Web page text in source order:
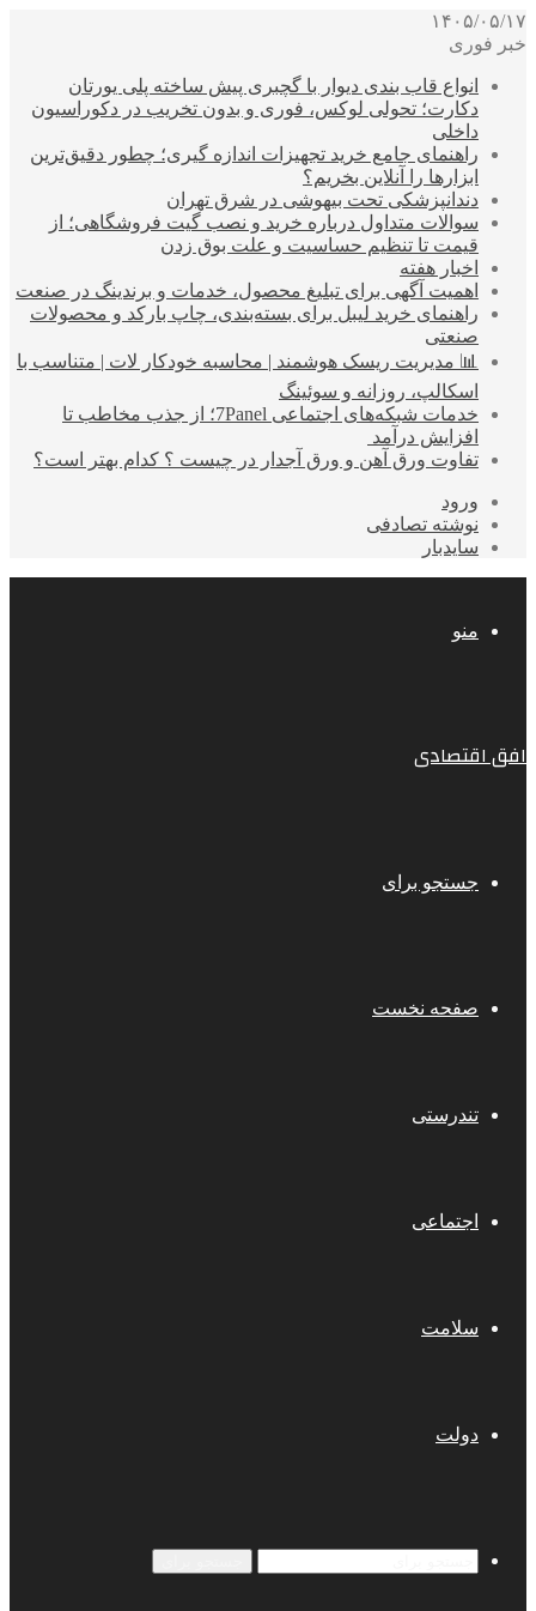
۱۴۰۵/۰۵/۱۷
خبر فوری
انواع قاب بندی دیوار با گچبری پیش ساخته پلی یورتان
دکارت؛ تحولی لوکس، فوری و بدون تخریب در دکوراسیون
داخلی
راهنمای جامع خرید تجهیزات اندازه گیری؛ چطور دقیق‌ترین
ابزارها را آنلاین بخریم؟
دندانپزشکی تحت بیهوشی در شرق تهران
سوالات متداول درباره خرید و نصب گیت فروشگاهی؛ از
قیمت تا تنظیم حساسیت و علت بوق زدن
اخبار هفته
اهمیت آگهی برای تبلیغ محصول، خدمات و برندینگ در صنعت
راهنمای خرید لیبل برای بسته‌بندی، چاپ بارکد و محصولات
صنعتی
📊 مدیریت ریسک هوشمند | محاسبه خودکار لات | متناسب با
اسکالپ، روزانه و سوئینگ
خدمات شبکه‌های اجتماعی 7Panel؛ از جذب مخاطب تا
افزایش درآمد
تفاوت ورق آهن و ورق آجدار در چیست ؟ کدام بهتر است؟
ورود
نوشته تصادفی
سایدبار
منو
افق اقتصادی
جستجو برای
صفحه نخست
تندرستی
اجتماعی
سلامت
دولت